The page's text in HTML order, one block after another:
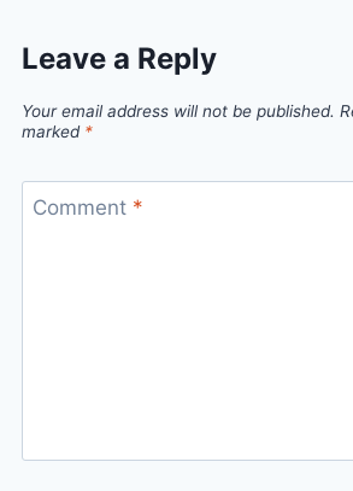
Leave a Reply
Your email address will not be published.
marked *
Comment *